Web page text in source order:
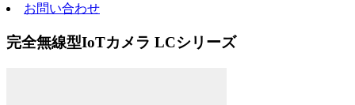
お問い合わせ
完全無線型IoTカメラ LCシリーズ